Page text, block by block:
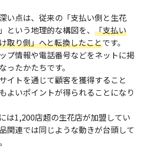
い点は、従来の「支払い側と生花
という地理的な構図を、 「支払い
取り側」へと転換したことです。
プ情報や電話番号などをネットに掲
ったかたちです。
イトを通じて顧客を獲得すること
よいポイントが得られることになり
は1,200店超の生花店が加盟してい
関連では同じような動きが台頭して